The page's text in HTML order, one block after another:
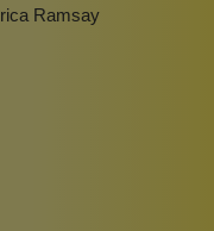
Ramsay